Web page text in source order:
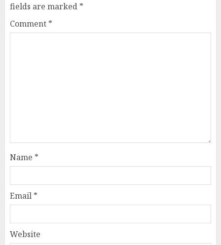
fields are marked *
Comment *
Name *
Email *
Website